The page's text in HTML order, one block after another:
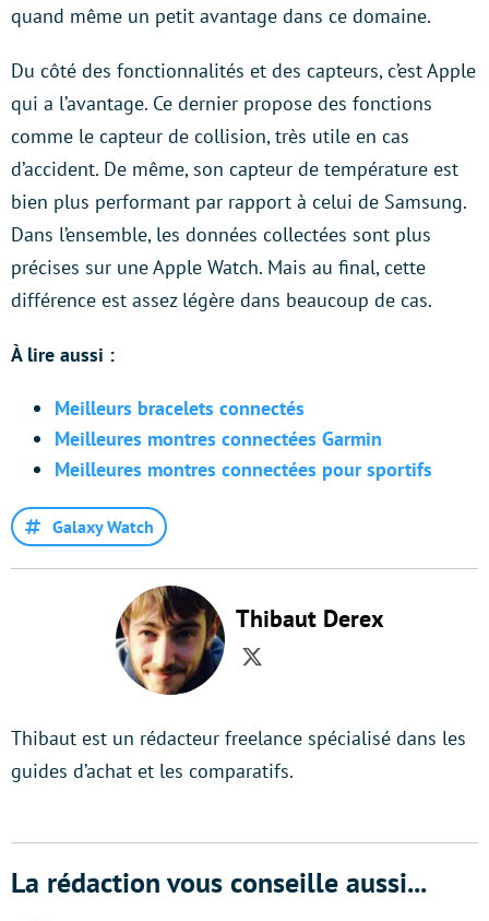
quand même un petit avantage dans ce domaine.
Du côté des fonctionnalités et des capteurs, c’est Apple
qui a l’avantage. Ce dernier propose des fonctions
comme le capteur de collision, très utile en cas
d’accident. De même, son capteur de température est
bien plus performant par rapport à celui de Samsung.
Dans l’ensemble, les données collectées sont plus
précises sur une Apple Watch. Mais au final, cette
différence est assez légère dans beaucoup de cas.
À lire aussi :
Meilleurs bracelets connectés
Meilleures montres connectées Garmin
Meilleures montres connectées pour sportifs
Galaxy Watch
Thibaut Derex
Twitter
Thibaut est un rédacteur freelance spécialisé dans les
guides d’achat et les comparatifs.
La rédaction vous conseille aussi...